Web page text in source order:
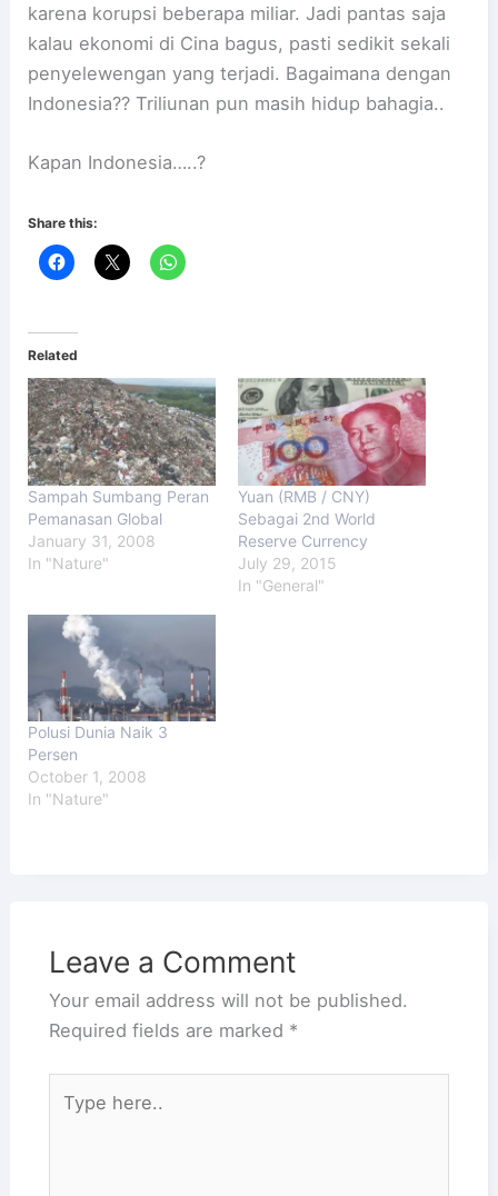
karena korupsi beberapa miliar. Jadi pantas saja
kalau ekonomi di Cina bagus, pasti sedikit sekali
penyelewengan yang terjadi. Bagaimana dengan
Indonesia?? Triliunan pun masih hidup bahagia..
Kapan Indonesia…..?
Share this:
Related
Sampah Sumbang Peran
Pemanasan Global
January 31, 2008
In "Nature"
Yuan (RMB / CNY)
Sebagai 2nd World
Reserve Currency
July 29, 2015
In "General"
Polusi Dunia Naik 3
Persen
October 1, 2008
In "Nature"
Leave a Comment
Your email address will not be published.
Required fields are marked *
here..